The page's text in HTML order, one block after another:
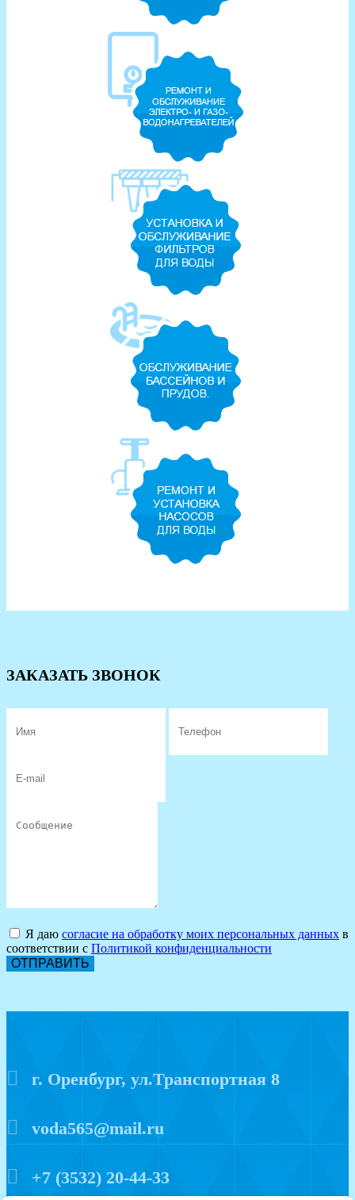
ЗАКАЗАТЬ ЗВОНОК
Я даю согласие на обработку моих персональных данных в
соответствии с Политикой конфиденциальности
ОТПРАВИТЬ
г. Оренбург, ул.Транспортная 8
voda565@mail.ru
+7 (3532) 20-44-33